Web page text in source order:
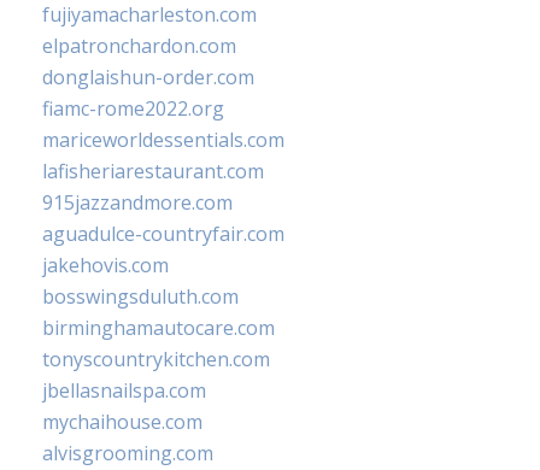
fujiyamacharleston.com
elpatronchardon.com
donglaishun-order.com
fiamc-rome2022.org
mariceworldessentials.com
lafisheriarestaurant.com
915jazzandmore.com
aguadulce-countryfair.com
jakehovis.com
bosswingsduluth.com
birminghamautocare.com
tonyscountrykitchen.com
jbellasnailspa.com
mychaihouse.com
alvisgrooming.com